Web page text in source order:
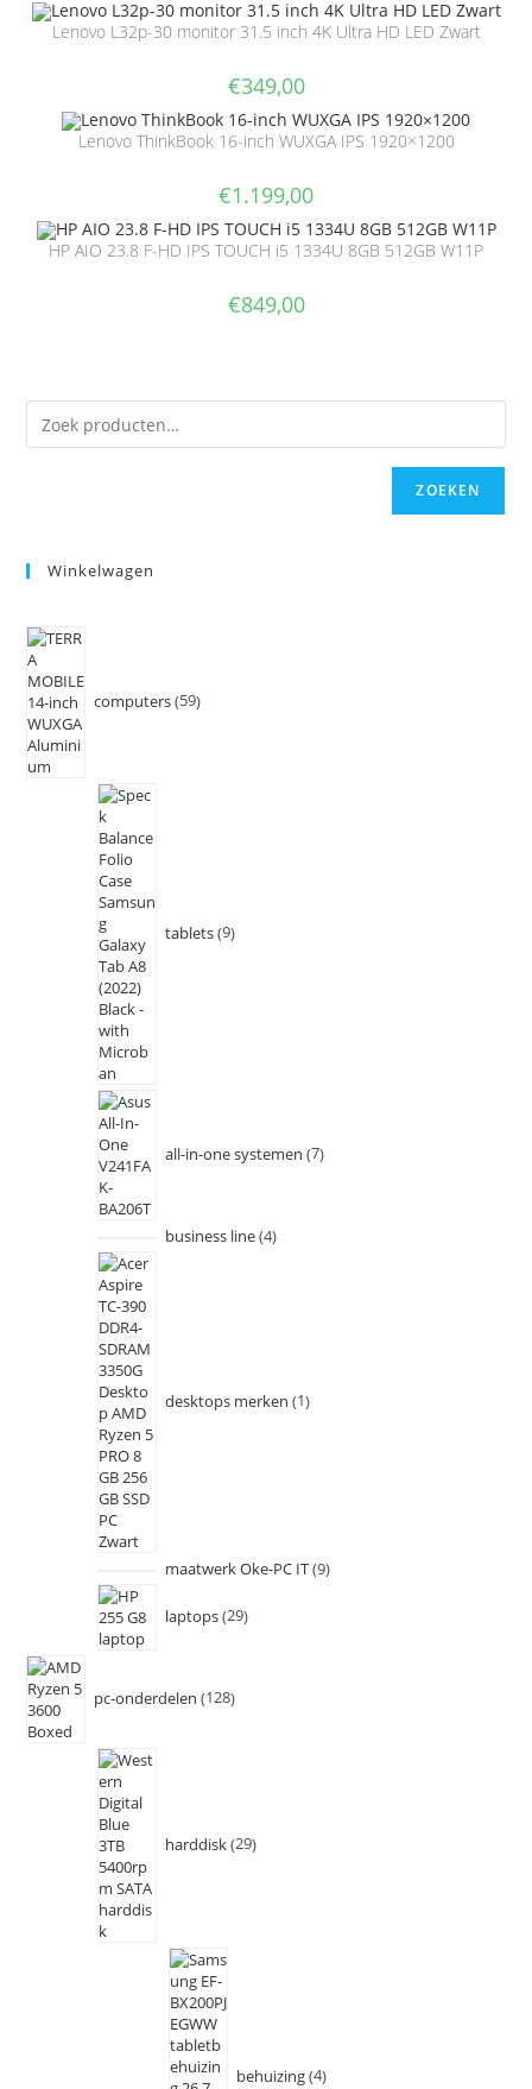
Lenovo L32p-30 monitor 31.5 inch 4K Ultra HD LED Zwart
€349,00
Lenovo ThinkBook 16-inch WUXGA IPS 1920×1200
€1.199,00
HP AIO 23.8 F-HD IPS TOUCH i5 1334U 8GB 512GB W11P
€849,00
ZOEKEN
Winkelwagen
computers 59
tablets 9
all-in-one systemen 7
business line 4
desktops merken 1
maatwerk Oke-PC IT 9
laptops 29
pc-onderdelen 128
harddisk 29
behuizing 4